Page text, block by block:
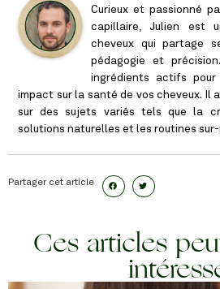
Curieux et passionné
capillaire, Julien est
cheveux qui partage
pédagogie et
ingrédients actifs pour
impact sur la santé de vos cheveux. Il
sur des sujets variés tels que la
solutions naturelles et les routines sur-
Partager cet article
Ces articles